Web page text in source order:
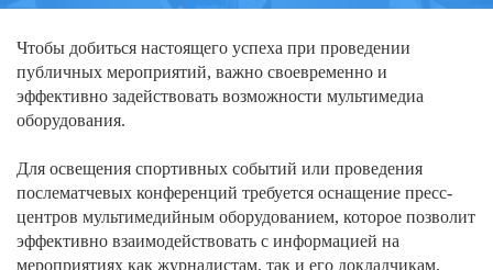
Чтобы добиться настоящего успеха при проведении
публичных мероприятий, важно своевременно и
эффективно задействовать возможности мультимедиа
оборудования.
Для освещения спортивных событий или проведения
послематчевых конференций требуется оснащение пресс-
центров мультимедийным оборудованием, которое позволит
эффективно взаимодействовать с информацией на
мероприятиях как журналистам, так и его докладчикам.